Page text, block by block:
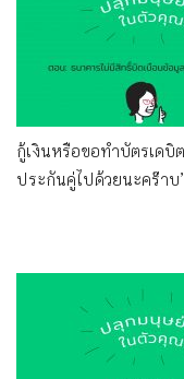
กู้เงินหรือขอทำบัตรเดบิ
ประกันคู่ไปด้วยนะคร๊า